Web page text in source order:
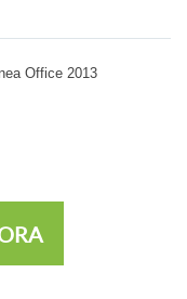
Office 2013